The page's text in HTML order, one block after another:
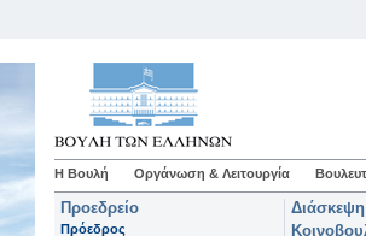
Η Βουλή Οργάνωση & Λειτουργία
Προεδρείο
Πρόεδρος